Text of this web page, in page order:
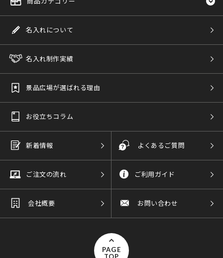
名入れについて
名入れ制作実績
景品広場が選ばれる理由
お役立ちコラム
新着情報 よくあるご質問
ご注文の流れ ご利用ガイド
会社概要 お問い合わせ
PAGE
TOP